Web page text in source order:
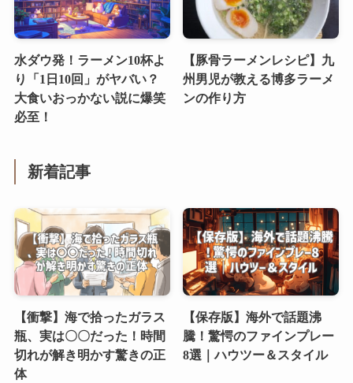
水ダウ発！ラーメン10杯よ
り「1日10回」がヤバい？
大食いおっかない説に爆笑
必至！
【豚骨ラーメンレシピ】九
州男児が教える博多ラーメ
ンの作り方
新着記事
【衝撃】海で拾ったガラス
瓶、実は〇〇だった！時間
切れが解き明かす驚きの正
体
【保存版】海外で話題沸
騰！驚愕のファインプレー
8選｜ハウツー＆スタイル